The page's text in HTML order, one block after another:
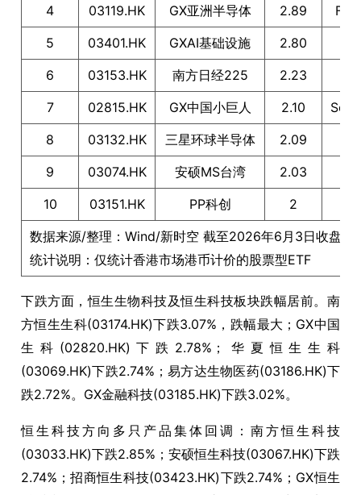
4
03119.HK GX亚洲半导体 2.89
5
03401.HK GXAI基础设施
2.80
6
03153.HK 南方日经225
2.23
7
02815.HK GX中国小巨人 2.10
8
03132.HK 三星环球半导体
2.09
9
03074.HK 安硕MS台湾
2.03
10
03151.HK PP科创
2
数据来源/整理：Wind/新时空 截至2026年6月3日收盘
统计说明：仅统计香港市场港币计价的股票型ETF
下跌方面，恒生生物科技及恒生科技板块跌幅居前。南
方恒生生科(03174.HK)下跌3.07%，跌幅最大；GX中国
生科(02820.HK)下跌2.78%；华夏恒生生科
(03069.HK)下跌2.74%；易方达生物医药(03186.HK)下
跌2.72%。GX金融科技(03185.HK)下跌3.02%。
恒生科技方向多只产品集体回调：南方恒生科技
(03033.HK)下跌2.85%；安硕恒生科技(03067.HK)下跌
2.74%；招商恒生科技(03423.HK)下跌2.74%；GX恒生